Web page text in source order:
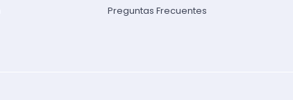
Preguntas Frecuentes